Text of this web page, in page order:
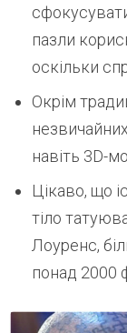
пазли
оскільки
Окрім
навіть 3D-
Цікаво, що
тіло
Лоуренс,
понад 2000